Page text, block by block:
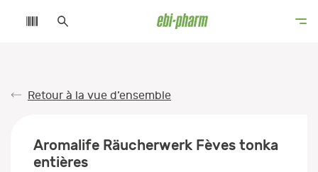
Retour à la vue d’ensemble
Aromalife Räucherwerk Fèves tonka
entières